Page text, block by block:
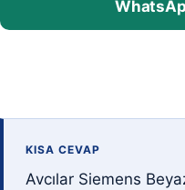
KISA CEVAP
Avcılar Siemens